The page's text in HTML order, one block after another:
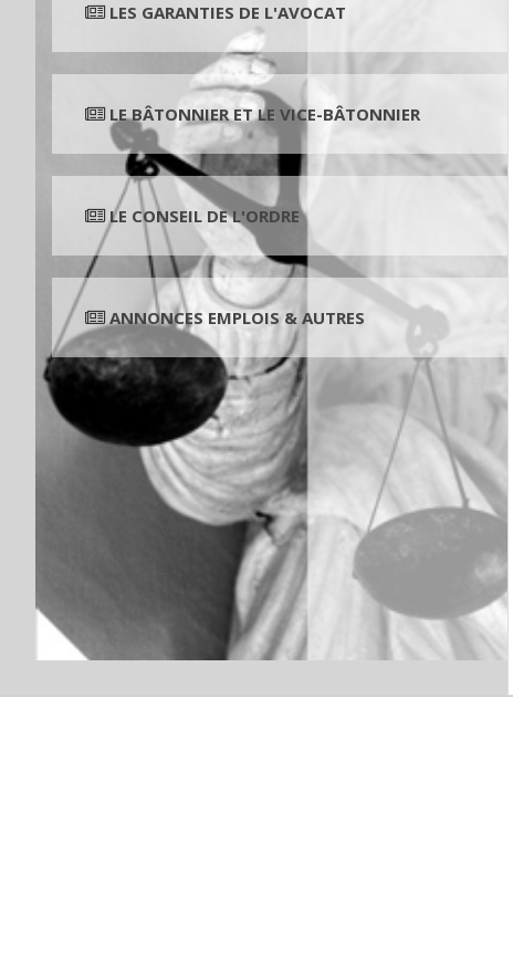
LES GARANTIES DE L'AVOCAT
LE BÂTONNIER ET LE VICE-BÂTONNIER
LE CONSEIL DE L'ORDRE
ANNONCES EMPLOIS & AUTRES